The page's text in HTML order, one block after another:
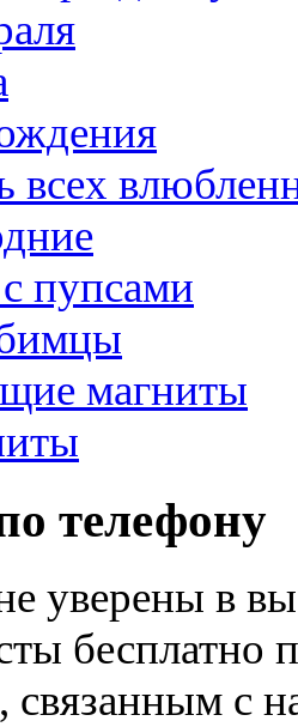
всех
пупсами
магниты
телефону
уверены в
связанным с